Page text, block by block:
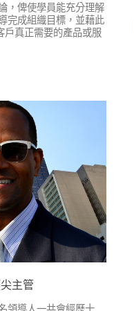
，俾使學員能充分理解
完成組織目標，並藉此
戶真正需要的產品或服
主管